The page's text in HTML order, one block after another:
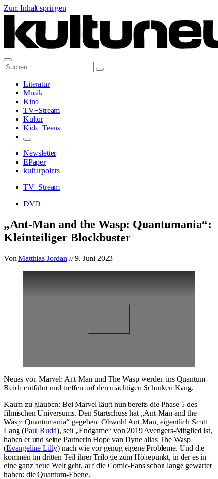
Zum Inhalt springen
Suche:
Literatur
Musik
Kino
TV+Stream
Kultur
Kids+Teens
Newsletter
EPaper
kulturpoints
TV+Stream
DVD
„Ant-Man and the Wasp: Quantumania“:
Kleinteiliger Blockbuster
Von Matthias Jordan // 9. Juni 2023
Neues von Marvel: Ant-Man und The Wasp werden ins Quantum-
Reich entführt und treffen auf den mächtigen Schurken Kang.
Kaum zu glauben: Bei Marvel läuft nun bereits die Phase 5 des
filmischen Universums. Den Startschuss hat „Ant-Man and the
Wasp: Quantumania“ gegeben. Obwohl Ant-Man, eigentlich Scott
Lang (Paul Rudd), seit „Endgame“ von 2019 Avengers-Mitglied ist,
haben er und seine Partnerin Hope van Dyne alias The Wasp
(Evangeline Lilly) nach wie vor genug eigene Probleme. Und die
kommen im dritten Teil ihrer Trilogie zum Höhepunkt, in der es in
eine ganz neue Welt geht, auf die Comic-Fans schon lange gewartet
haben: die Quantum-Ebene.